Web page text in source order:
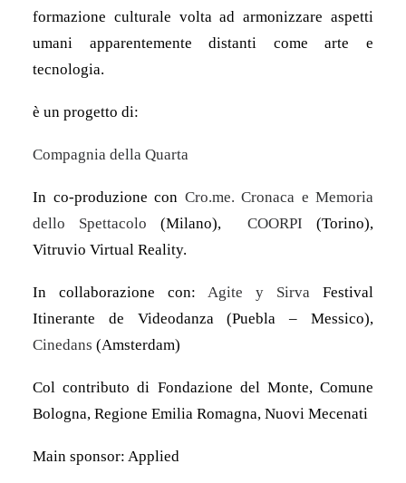
formazione culturale volta ad armonizzare aspetti
umani apparentemente distanti come arte e
tecnologia.
è un progetto di:
Compagnia della Quarta
In co-produzione con Cro.me. Cronaca e Memoria
dello Spettacolo (Milano),COORPI (Torino),
Vitruvio Virtual Reality.
In collaborazione con: Agite y Sirva Festival
Itinerante de Videodanza (Puebla – Messico),
Cinedans (Amsterdam)
Col contributo di Fondazione del Monte, Comune
Bologna, Regione Emilia Romagna, Nuovi Mecenati
Main sponsor: Applied